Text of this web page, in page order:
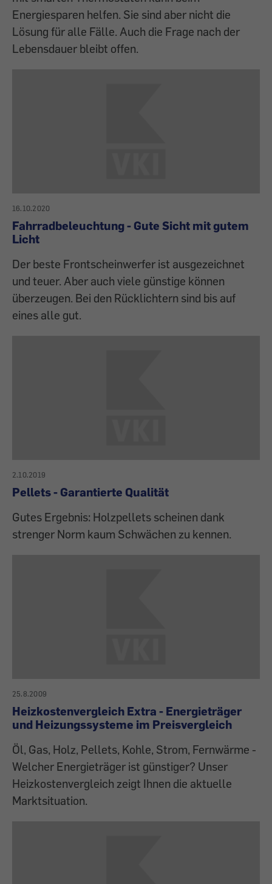
Energiesparen helfen. Sie sind aber nicht die
Lösung für alle Fälle. Auch die Frage nach der
Lebensdauer bleibt offen.
16.10.2020
Fahrradbeleuchtung - Gute Sicht mit gutem
Licht
Der beste Frontscheinwerfer ist ausgezeichnet
und teuer. Aber auch viele günstige können
überzeugen. Bei den Rücklichtern sind bis auf
eines alle gut.
2.10.2019
Pellets - Garantierte Qualität
Gutes Ergebnis: Holzpellets scheinen dank
strenger Norm kaum Schwächen zu kennen.
25.8.2009
Heizkostenvergleich Extra - Energieträger
und Heizungssysteme im Preisvergleich
Öl, Gas, Holz, Pellets, Kohle, Strom, Fernwärme -
Welcher Energieträger ist günstiger? Unser
Heizkostenvergleich zeigt Ihnen die aktuelle
Marktsituation.